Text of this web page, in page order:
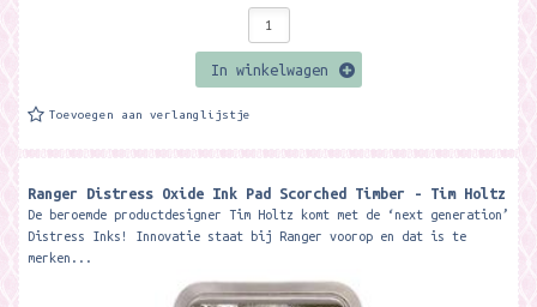
In winkelwagen
Toevoegen aan verlanglijstje
Ranger Distress Oxide Ink Pad Scorched Timber - Tim Holtz
De beroemde productdesigner Tim Holtz komt met de ‘next generation’
Distress Inks! Innovatie staat bij Ranger voorop en dat is te
merken...